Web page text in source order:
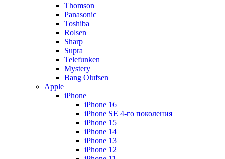
Thomson
Panasonic
Toshiba
Rolsen
Sharp
Supra
Telefunken
Mystery
Bang Olufsen
Apple
iPhone
iPhone 16
iPhone SE 4-го поколения
iPhone 15
iPhone 14
iPhone 13
iPhone 12